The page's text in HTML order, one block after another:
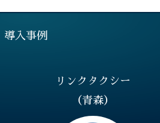
導入事例
リンクタクシー
（青森）